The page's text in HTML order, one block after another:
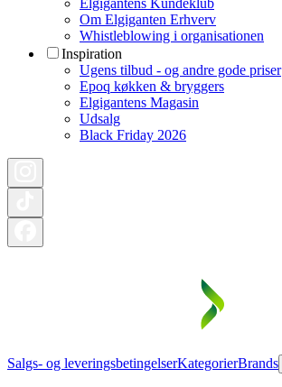
Elgigantens Kundeklub
Om Elgiganten Erhverv
Whistleblowing i organisationen
Inspiration
Ugens tilbud - og andre gode priser
Epoq køkken & bryggers
Elgigantens Magasin
Udsalg
Black Friday 2026
Salgs- og leveringsbetingelserKategorierBrands